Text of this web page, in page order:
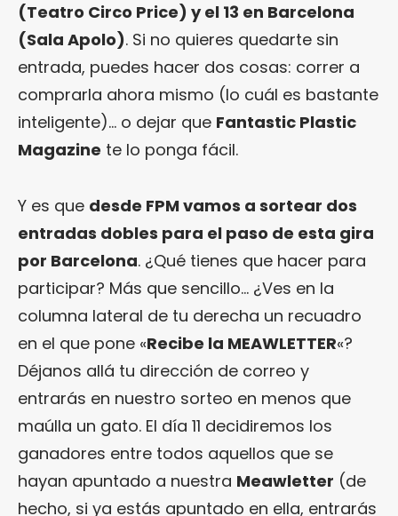
(Teatro Circo Price) y el 13 en Barcelona
(Sala Apolo). Si no quieres quedarte sin
entrada, puedes hacer dos cosas: correr a
comprarla ahora mismo (lo cuál es bastante
inteligente)… o dejar que Fantastic Plastic
Magazine te lo ponga fácil.
Y es que desde FPM vamos a sortear dos
entradas dobles para el paso de esta gira
por Barcelona. ¿Qué tienes que hacer para
participar? Más que sencillo… ¿Ves en la
columna lateral de tu derecha un recuadro
en el que pone «Recibe la MEAWLETTER«?
Déjanos allá tu dirección de correo y
entrarás en nuestro sorteo en menos que
maúlla un gato. El día 11 decidiremos los
ganadores entre todos aquellos que se
hayan apuntado a nuestra Meawletter (de
hecho, si ya estás apuntado en ella, entrarás